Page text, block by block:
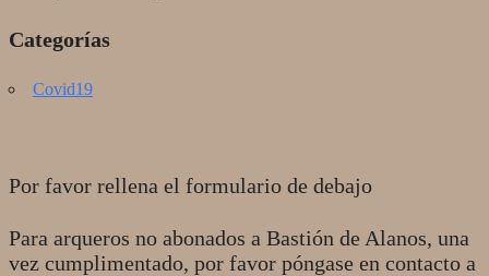
Categorías
Covid19
Por favor rellena el formulario de debajo
Para arqueros no abonados a Bastión de Alanos, una
vez cumplimentado, por favor póngase en contacto a